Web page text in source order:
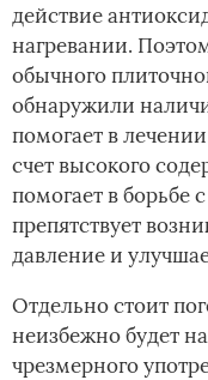
действие
нагревании.
обычного
обнаружили
помогает в
счет высокого
помогает в борьбе
препятствует
давление и
Отдельно стоит
неизбежно будет
чрезмерного